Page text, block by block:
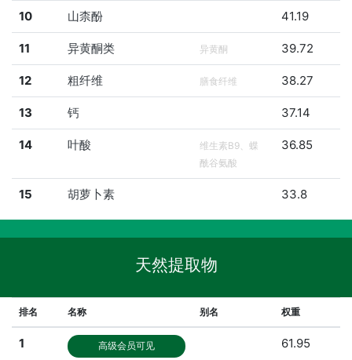
10 山柰酚 41.19
11 异黄酮类 异黄酮 39.72
12 粗纤维 膳食纤维 38.27
13 钙 37.14
14 叶酸
维生素B9、蝶
酰谷氨酸
36.85
15 胡萝卜素 33.8
天然提取物
排名 名称 别名 权重
1 高级会员可见 61.95